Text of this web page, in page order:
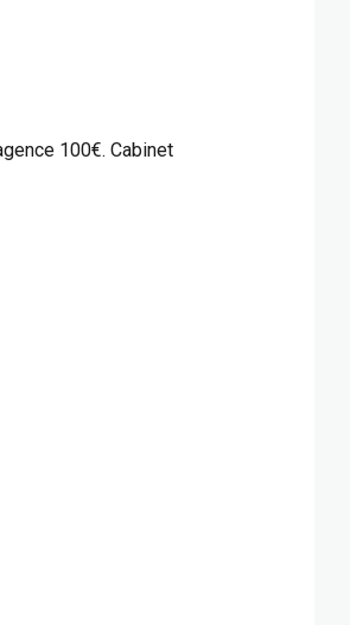
100€. Cabinet